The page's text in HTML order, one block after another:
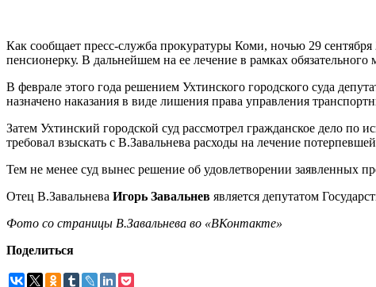
Как сообщает пресс-служба прокуратуры Коми, ночью 29 сентября
пенсионерку. В дальнейшем на ее лечение в рамках
В феврале этого года решением Ухтинского городского суда
назначено наказания в виде лишения права управления
Затем Ухтинский городской суд рассмотрел гражданское дело по
требовал взыскать с В.Завальнева расходы на лечение
Тем не менее суд вынес решение об удовлетворении заявленных
Отец В.Завальнева Игорь Завальнев является депутатом
Фото со страницы В.Завальнева во «ВКонтакте»
Поделиться